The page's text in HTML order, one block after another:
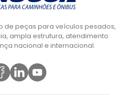
de peças para veículos pesados,
ampla estrutura, atendimento
nacional e internacional.